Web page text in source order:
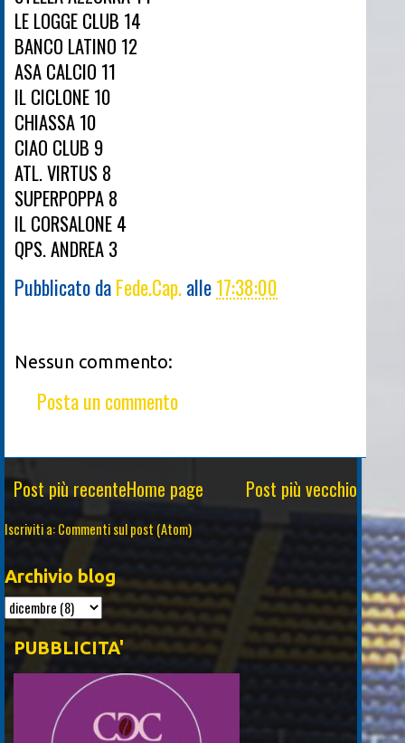
LE LOGGE CLUB 14
BANCO LATINO 12
ASA CALCIO 11
IL CICLONE 10
CHIASSA 10
CIAO CLUB 9
ATL. VIRTUS 8
SUPERPOPPA 8
IL CORSALONE 4
QPS. ANDREA 3
Pubblicato daFede.Cap.alle17:38:00
Nessun commento:
Posta un commento
Post più recente Post più vecchio
Home page
Iscriviti a:Commenti sul post (Atom)
Archivio blog
PUBBLICITA'